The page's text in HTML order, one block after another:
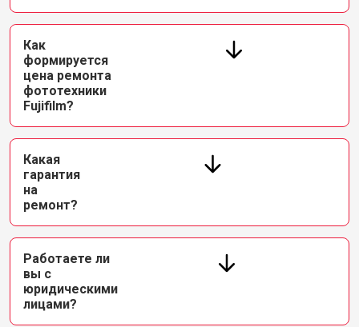
Как
формируется
цена ремонта
фототехники
Fujifilm?
Какая
гарантия
на
ремонт?
Работаете ли
вы с
юридическими
лицами?